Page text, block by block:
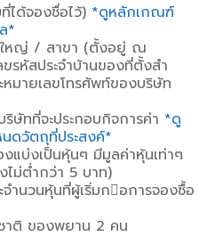
ได้จองชื่อไว้) *ดูหลักเกณฑ์
*
ใหญ่ / สาขา (ตั้งอยู่ ณ
รหัสประจําบ้านของที่ตั้งสํา
มายเลขโทรศัพท์ของบริษัท
ษัทที่จะประกอบกิจการค่า *ดู
ดวัตถุที่ประสงค์*
งแบ่งเป็นหุ้นๆ มีมูลค่าหุ้นเท่าๆ
ไม่ต่ํากว่า 5 บาท)
านวนหุ้นที่ผู้เริ่มกอการจองซื้อ
ติ ของพยาน 2 คน